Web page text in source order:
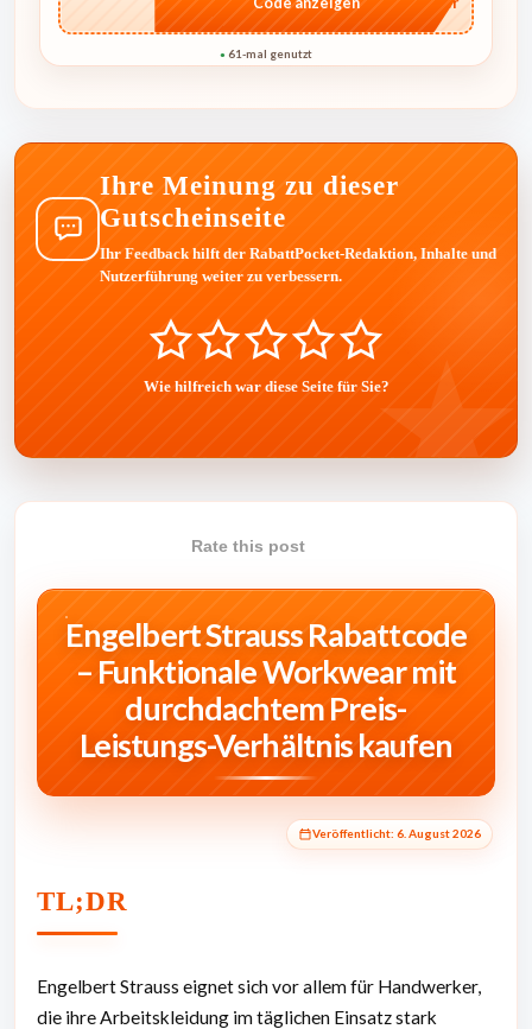
● 61-mal genutzt
Ihre Meinung zu dieser
Gutscheinseite
Ihr Feedback hilft der RabattPocket-Redaktion, Inhalte und
Nutzerführung weiter zu verbessern.
Wie hilfreich war diese Seite für Sie?
Rate this post
Engelbert Strauss Rabattcode
– Funktionale Workwear mit
durchdachtem Preis-
Leistungs-Verhältnis kaufen
Veröffentlicht: 6. August 2026
TL;DR
Engelbert Strauss eignet sich vor allem für Handwerker,
die ihre Arbeitskleidung im täglichen Einsatz stark